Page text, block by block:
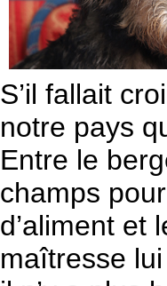
S’il fallait
notre pays
Entre le
champs
d’aliment et
maîtresse